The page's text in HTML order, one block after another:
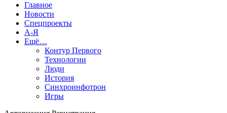
Главное
Новости
Спецпроекты
А-Я
Ещё…
Контур Первого
Технологии
Люди
История
Синхроинфотрон
Игры